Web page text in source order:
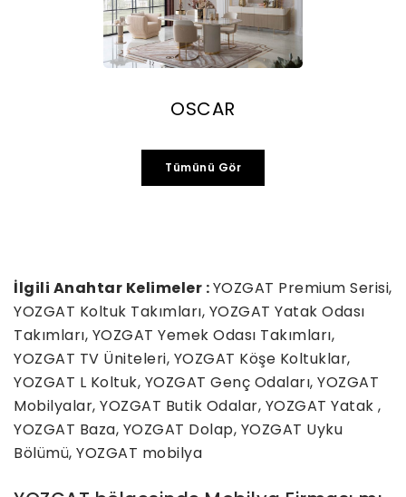
OSCAR
Tümünü Gör
İlgili Anahtar Kelimeler :YOZGAT Premium Serisi,
YOZGAT Koltuk Takımları, YOZGAT Yatak Odası
Takımları, YOZGAT Yemek Odası Takımları,
YOZGAT TV Üniteleri, YOZGAT Köşe Koltuklar,
YOZGAT L Koltuk, YOZGAT Genç Odaları, YOZGAT
Mobilyalar, YOZGAT Butik Odalar, YOZGAT Yatak ,
YOZGAT Baza, YOZGAT Dolap, YOZGAT Uyku
Bölümü, YOZGAT mobilya